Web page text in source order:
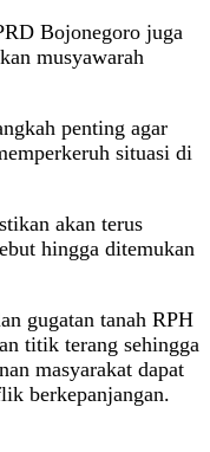
Bojonegoro juga
musyawarah
penting agar
situasi di
akan terus
hingga ditemukan
gugatan tanah RPH
titik terang sehingga
masyarakat dapat
berkepanjangan.